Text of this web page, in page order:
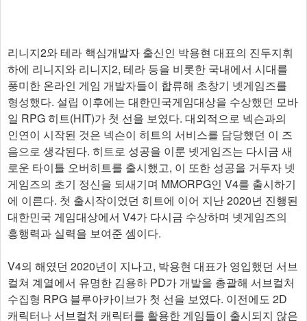
리니지2와 테라 핵심개발자 출신인 박용현 대표의 진두지휘
하에 리니지와 리니지2, 테라 등을 비롯한 국내에서 시대를
풍미한 온라인 게임 개발자들이 합류해 초창기 넷게임즈를
형성했다. 설립 이후에는 대한민국게임대상을 수상했던 모바
일 RPG 히트(HIT)가 첫 선을 보였다. 대외적으로 넥슨과의
인연이 시작된 것은 넥슨이 히트의 서비스를 담당했던 이 즈
음으로 생각된다. 히트로 성공을 이룬 넷게임즈는 다시금 새
로운 타이틀 오버히트를 출시했고, 이 또한 성공을 거두자 넷
게임즈의 초기 정신을 되새기며 MMORPG인 V4를 출시하기
에 이른다. 첫 출시작이었던 히트에 이어 지난 2020년 진행된
대한민국 게임대상에서 V4가 다시금 수상하며 넷게임즈의
흥행력과 실력을 보여준 셈이다.
V4의 해였던 2020년이 지나고, 박용현 대표가 영입했던 서브
컬쳐 계열에서 유명한 김용하 PD가 개발을 총괄해 서브컬처
수집형 RPG 블루아카이브가 첫 선을 보였다. 이전에도 2D
캐릭터나 서브컬처 캐릭터를 활용한 게임들이 출시되지 않은